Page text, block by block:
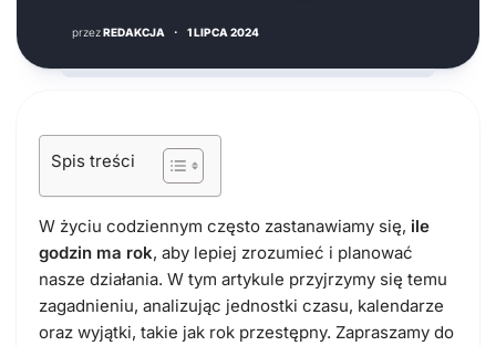
przezREDAKCJA · 1 LIPCA 2024
Spis treści
W życiu codziennym często zastanawiamy się, ile
godzin ma rok, aby lepiej zrozumieć i planować
nasze działania. W tym artykule przyjrzymy się temu
zagadnieniu, analizując jednostki czasu, kalendarze
oraz wyjątki, takie jak rok przestępny. Zapraszamy do